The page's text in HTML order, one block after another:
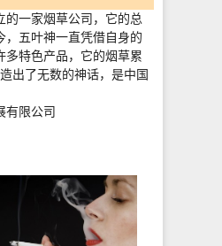
的一家烟草公司，它的总
，五叶神一直凭借自身的
多特色产品，它的烟草累
出了无数的神话，是中国
有限公司